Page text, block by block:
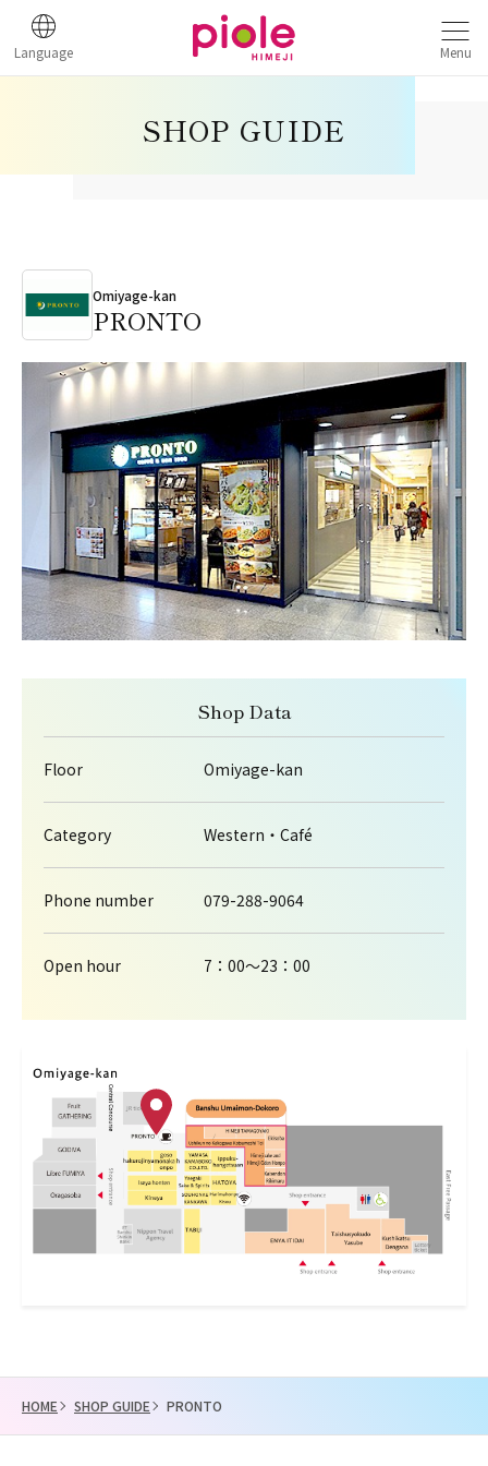
Language Menu
SHOP GUIDE
Omiyage-kan
PRONTO
Shop Data
Floor Omiyage-kan
Category Western・Café
Phone number 079-288-9064
Open hour 7：00～23：00
HOME SHOP GUIDE PRONTO